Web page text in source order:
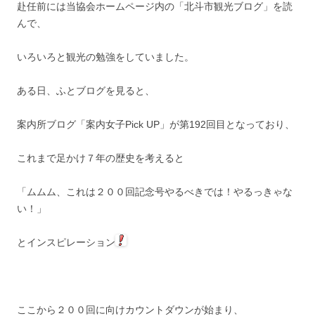
赴任前には当協会ホームページ内の「北斗市観光ブログ」を読
んで、
いろいろと観光の勉強をしていました。
ある日、ふとブログを見ると、
案内所ブログ「案内女子Pick UP」が第192回目となっており、
これまで足かけ７年の歴史を考えると
「ムムム、これは２００回記念号やるべきでは！やるっきゃな
い！」
とインスピレーション
ここから２００回に向けカウントダウンが始まり、